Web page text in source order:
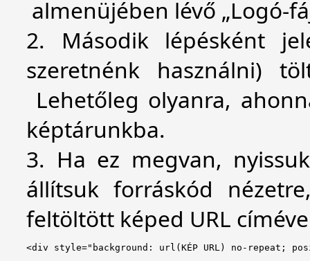
almenüjében lévő „Logó-
2. Második lépésként
szeretnénk használni)
Lehetőleg olyanra,
képtárunkba.
3. Ha ez megvan,
állítsuk forráskód
feltöltött képed URL
<div style="background: url(KÉP URL) no-repeat;